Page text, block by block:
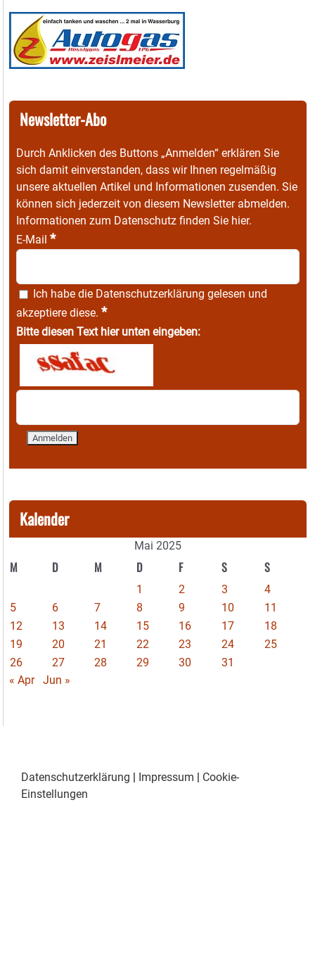
Newsletter-Abo
Durch Anklicken des Buttons „Anmelden“ erklären Sie
sich damit einverstanden, dass wir Ihnen regelmäßig
unsere aktuellen Artikel und Informationen zusenden. Sie
können sich jederzeit von diesem Newsletter abmelden.
Informationen zum Datenschutz finden Sie hier.
E-Mail *
Ich habe die Datenschutzerklärung gelesen und
akzeptiere diese. *
Bitte diesen Text hier unten eingeben:
Kalender
Mai 2025
M D M D F S S
1 2 3
4
5
6 7 8 9 10
11
12
13 14 15 16 17
18
19
20 21 22 23 24
25
26
27 28 29 30
31
« Apr
Jun »
Datenschutzerklärung Impressum
Cookie-
Einstellungen